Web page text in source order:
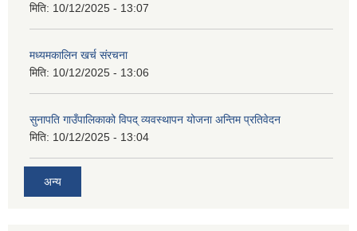
मिति: 10/12/2025 - 13:07
मध्यमकालिन खर्च संरचना
मिति: 10/12/2025 - 13:06
सुनापति गाउँपालिकाको विपद् व्यवस्थापन योजना अन्तिम प्रतिवेदन
मिति: 10/12/2025 - 13:04
अन्य